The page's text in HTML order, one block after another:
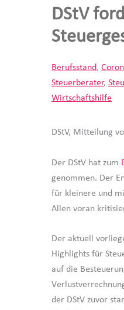
DStV
Berufsstand,
Steuerberater,
Wirtschaftshilfe
DStV, Mitteilung
Der DStV hat zum
genommen. Der
für kleinere und
Allen voran
Der aktuell
Highlights für
auf die
der DStV zuvor